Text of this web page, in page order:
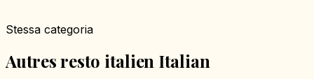
Stessa categoria
Autres resto italien Italian